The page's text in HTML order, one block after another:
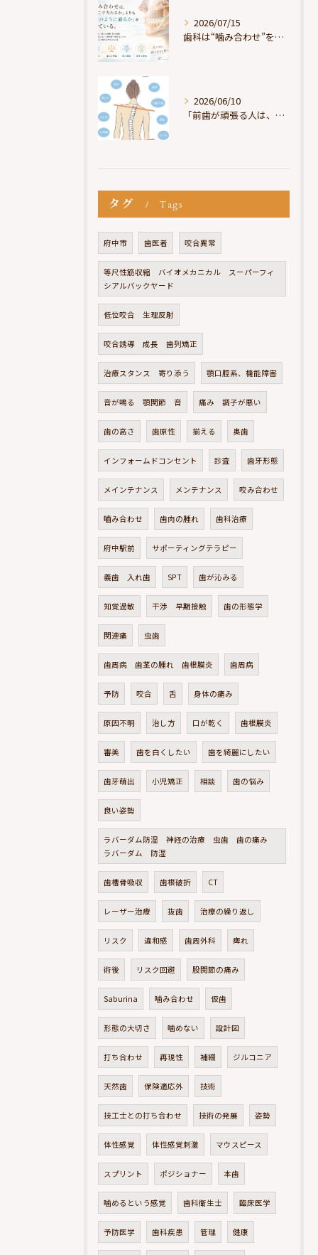
2026/07/15
歯科は“噛み合わせ”を見ているが、身体は“通り道”を見ている
2026/06/10
「前歯が頑張る人は、だいたい疲れている」
タグ Tags
府中市 歯医者 咬合異常
等尺性筋収縮 バイオメカニカル スーパーフィ
シアルバックヤード
低位咬合 生理反射
咬合誘導 成長 歯列矯正
治療スタンス 寄り添う 顎口腔系、機能障害
音が鳴る 顎関節 音 痛み 調子が悪い
歯の高さ 歯原性 揃える 奥歯
インフォームドコンセント 診査 歯牙形態
メインテナンス メンテナンス 咬み合わせ
嚙み合わせ 歯肉の腫れ 歯科治療
府中駅前 サポーティングテラピー
義歯 入れ歯 SPT 歯が沁みる
知覚過敏 干渉 早期接触 歯の形態学
関連痛 虫歯
歯周病 歯茎の腫れ 歯根膜炎 歯周病
予防 咬合 舌 身体の痛み
原因不明 治し方 口が乾く 歯根膜炎
審美 歯を白くしたい 歯を綺麗にしたい
歯牙萌出 小児矯正 相談 歯の悩み
良い姿勢
ラバーダム防湿 神経の治療 虫歯 歯の痛み
ラバーダム 防湿
歯槽骨吸収 歯根破折 CT
レーザー治療 抜歯 治療の繰り返し
リスク 違和感 歯周外科 痺れ
術後 リスク回避 股関節の痛み
Saburina 噛み合わせ 仮歯
形態の大切さ 噛めない 設計図
打ち合わせ 再現性 補綴 ジルコニア
天然歯 保険適応外 技術
技工士との打ち合わせ 技術の発展 姿勢
体性感覚 体性感覚刺激 マウスピース
スプリント ポジショナー 本歯
噛めるという感覚 歯科衛生士 臨床医学
予防医学 歯科疾患 管理 健康